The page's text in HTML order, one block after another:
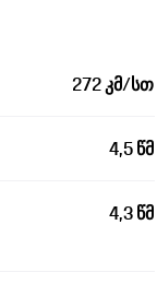
272 კმ/სთ
4,5 წმ
4,3 წმ